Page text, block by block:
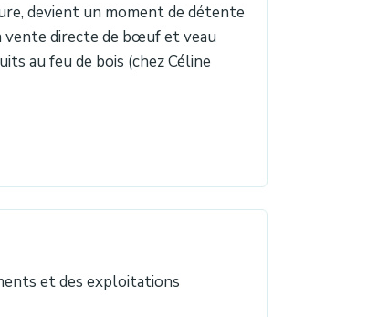
devient un moment de détente
vente directe de bœuf et veau
au feu de bois (chez Céline
et des exploitations